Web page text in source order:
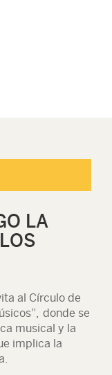
LA
al Círculo de
donde se
musical y la
implica la